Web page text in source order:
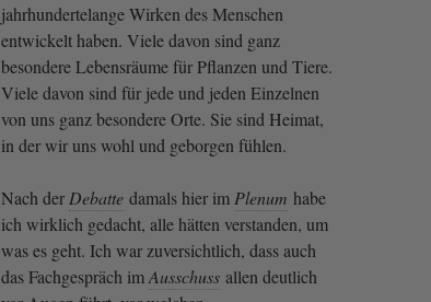
jahrhundertelange Wirken des Menschen
entwickelt haben. Viele davon sind ganz
besondere Lebensräume für Pflanzen und Tiere.
Viele davon sind für jede und jeden Einzelnen
von uns ganz besondere Orte. Sie sind Heimat,
in der wir uns wohl und geborgen fühlen.
Nach der Debatte damals hier im Plenum habe
ich wirklich gedacht, alle hätten verstanden, um
was es geht. Ich war zuversichtlich, dass auch
das Fachgespräch imAusschuss allen deutlich